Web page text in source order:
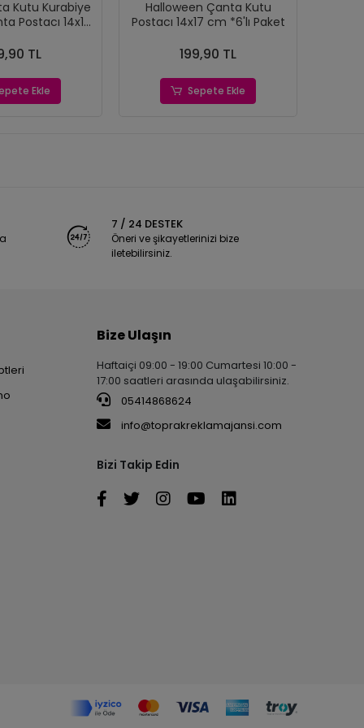
Kutu Kurabiye
Postacı 14x17
TL
Ekle
Halloween Çanta Kutu
Postacı 14x17 cm *6'lı Paket
199,90 TL
Sepete Ekle
7 / 24 DESTEK
Öneri ve şikayetlerinizi bize
iletebilirsiniz.
Bize Ulaşın
Haftaiçi 09:00 - 19:00 Cumartesi 10:00 -
17:00 saatleri arasında ulaşabilirsiniz.
05414868624
info@toprakreklamajansi.com
Bizi Takip Edin